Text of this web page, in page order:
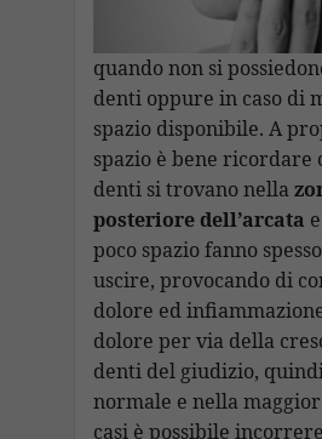
quando non si
denti oppure in caso di
spazio disponibile. A
spazio è bene ricordare
denti si trovano nella
posteriore dell’arcata
poco spazio fanno
uscire, provocando di
dolore ed
dolore per via della
denti del giudizio,
normale e nella
casi è possibile